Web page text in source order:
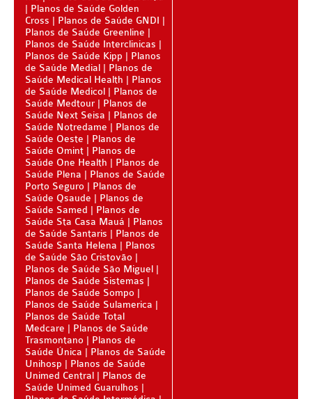
PLANO DE SAÚDE OMINT
PLANO DE SAÚDE ONE HEALTH
PLANO DE SAÚDE PLENA
PLANO DE SAÚDE PORTO SEGURO
PLANO DE SAÚDE QSAÚDE
PLANO DE SAÚDE PREVENT
PLANO DE SAÚDE SÃO CRISTÓVÃO
PLANO DE SAÚDE SÃO MIGUEL
PLANO DE SAÚDE SANTA HELENA
PLANO DE SAÚDE SANTAMALIA
PLANO DE SAÚDE SOMPO
PLANO DE SAÚDE SULAMERICA
PLANO DE SAÚDE TRANSMONTANO
PLANO DE SAÚDE UNIHOSP
PLANO DE SAÚDE SISTEMAS
AMIL FÁCIL PLANO DE SAÚDE ADESÃO
BIO SAÚDE PLANO DE SAÚDE ADESÃO
BIOVIDA PLANO DE SAÚDE ADESÃO
BLUE MED PLANO DE SAÚDE ADESÃO
BRADESCO PLANO DE SAÚDE ADESÃO
CLASSES PLANO DE SAÚDE ADESÃO
CRUZ AZUL PLANO DE SAÚDE ADESÃO
CUIDAR ME PLANO DE SAÚDE ADESÃO
GARANTIA GS PLANO DE SAÚDE ADESÃO
GOLDEN CROSS PLANO DE SAÚDE ADESÃO
GNDI PLANO DE SAÚDE ADESÃO
INTERCLINICAS PLANO DE SAÚDE ADESÃO
MEDIAL PLANO DE SAÚDE ADESÃO
MEDICAL HEALTH PLANO DE SAÚDE ADESÃO
ONE HEALTH PLANO DE SAÚDE ADESÃO
Planos de Saúde Golden
Cross
Planos de Saúde GNDI
Planos de Saúde Greenline
Planos de Saúde Interclinicas
Planos de Saúde Kipp
Planos
de Saúde Medial
Planos de
Saúde Medical Health
Planos
de Saúde Medicol
Planos de
Saúde Medtour
Planos de
Saúde Next Seisa
Planos de
Saúde Notredame
Planos de
Saúde Oeste
Planos de
Saúde Omint
Planos de
Saúde One Health
Planos de
Saúde Plena
Planos de Saúde
Porto Seguro
Planos de
Saúde Qsaude
Planos de
Saúde Samed
Planos de
Saúde Sta Casa Mauá
Planos
de Saúde Santaris
Planos de
Saúde Santa Helena
Planos
de Saúde São Cristovão
Planos de Saúde São Miguel
Planos de Saúde Sistemas
Planos de Saúde Sompo
Planos de Saúde Sulamerica
Planos de Saúde Total
Medcare
Planos de Saúde
Trasmontano
Planos de
Saúde Única
Planos de Saúde
Unihosp
Planos de Saúde
Unimed Central
Planos de
Saúde Unimed Guarulhos